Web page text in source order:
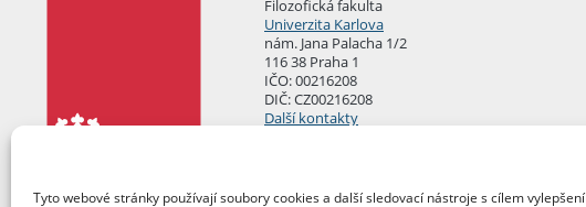
Tyto webové stránky používají soubory cookies a další sledovací nástroje s cílem vylepšení
Filozofická fakulta
Univerzita Karlova
nám. Jana Palacha 1/2
116 38 Praha 1
IČO: 00216208
DIČ: CZ00216208
Další kontakty